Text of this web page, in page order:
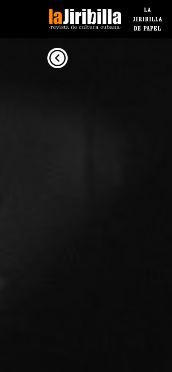
LA
JIRIBILLA
DE PAPEL